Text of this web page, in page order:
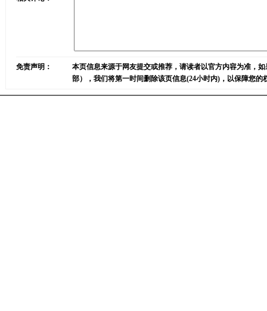
免责声明：
本页信息来源于网友提交或推荐，请读者以官方内容为准，
部），我们将第一时间删除该页信息(24小时内)，以保障您的